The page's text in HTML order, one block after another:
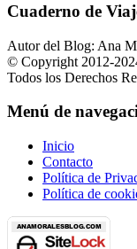
Cuaderno de
Autor del Blog: Ana
© Copyright 2012-
Todos los Derechos
Menú de
Inicio
Contacto
Política de
Política de